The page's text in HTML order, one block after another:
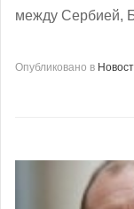
между Сербией,
Опубликовано в